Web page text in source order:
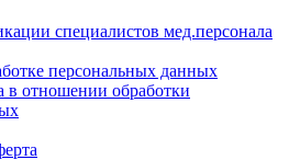
специалистов мед.персонала
персональных данных
в отношении обработки